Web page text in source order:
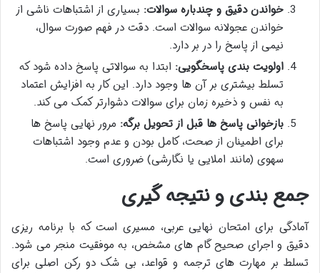
خواندن دقیق و چندباره سوالات: بسیاری از اشتباهات ناشی از
خواندن عجولانه سوالات است. دقت در فهم صورت سوال،
نیمی از پاسخ را در بر دارد.
اولویت بندی پاسخگویی: ابتدا به سوالاتی پاسخ داده شود که
تسلط بیشتری بر آن ها وجود دارد. این کار به افزایش اعتماد
به نفس و ذخیره زمان برای سوالات دشوارتر کمک می کند.
بازخوانی پاسخ ها قبل از تحویل برگه: مرور نهایی پاسخ ها
برای اطمینان از صحت، کامل بودن و عدم وجود اشتباهات
سهوی (مانند املایی یا نگارشی) ضروری است.
جمع بندی و نتیجه گیری
آمادگی برای امتحان نهایی عربی، مسیری است که با برنامه ریزی
دقیق و اجرای صحیح گام های مشخص، به موفقیت منجر می شود.
تسلط بر مهارت های ترجمه و قواعد، بی شک دو رکن اصلی برای